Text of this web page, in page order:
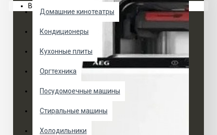
Домашние кинотеатры
Кондиционеры
Кухонные плиты
Оргтехника
Посудомоечные машины
Стиральные машины
Холодильники
Ваша корзина пуста!